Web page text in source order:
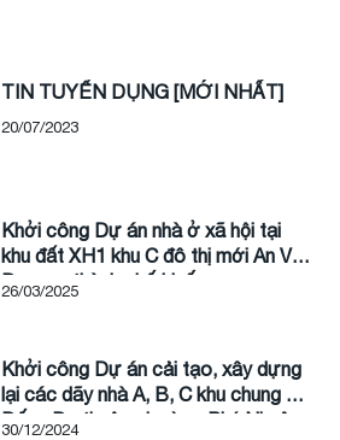
TIN TUYỂN DỤNG [MỚI NHẤT]
20/07/2023
Khởi công Dự án nhà ở xã hội tại
khu đất XH1 khu C đô thị mới An Vân
Dương, thành phố Huế
26/03/2025
Khởi công Dự án cải tạo, xây dựng
lại các dãy nhà A, B, C khu chung cư
Đống Đa thuộc phường Phú Nhuận,
30/12/2024